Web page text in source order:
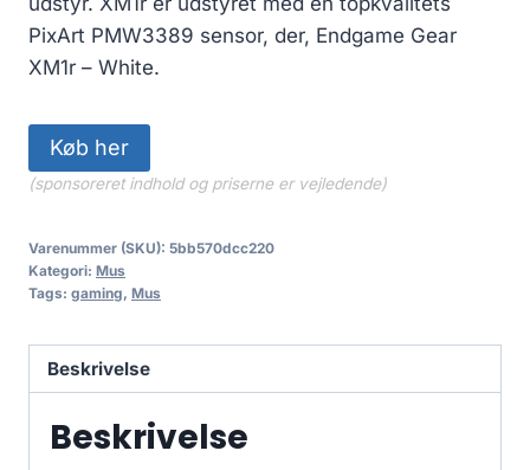
PixArt PMW3389 sensor, der, Endgame Gear
XM1r – White.
Køb her
(sponsoreret indhold og priserne er vejledende)
Varenummer (SKU): 5bb570dcc220
Kategori: Mus
Tags: gaming, Mus
Beskrivelse
Beskrivelse